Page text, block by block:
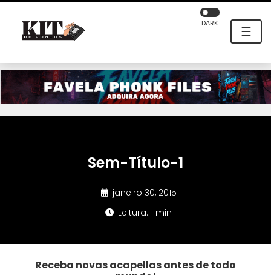
☰
DARK
Sem-Título-1
janeiro 30, 2015
Leitura: 1 min
Receba novas acapellas antes de todo